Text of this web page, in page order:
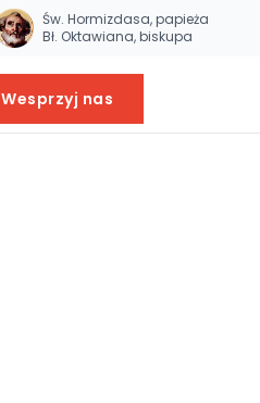
Św. Hormizdasa, papieża
Bł. Oktawiana, biskupa
Wesprzyj nas